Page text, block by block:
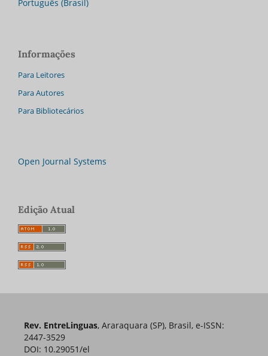
Português (Brasil)
Informações
Para Leitores
Para Autores
Para Bibliotecários
Open Journal Systems
Edição Atual
Rev. EntreLinguas, Araraquara (SP), Brasil, e-ISSN:
2447-3529
DOI: 10.29051/el